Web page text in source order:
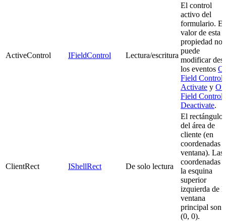
ActiveControl IFieldControl Lectura/escritura
El control
activo del
formulario. El
valor de esta
propiedad no
puede
modificar
los eventos
Field Control
Activate y On
Field Control
Deactivate.
ClientRect IShellRect De solo lectura
El rectángulo
del área de
cliente (en
coordenadas
ventana). Las
coordenadas
la esquina
superior
izquierda de
ventana
principal son
(0, 0).